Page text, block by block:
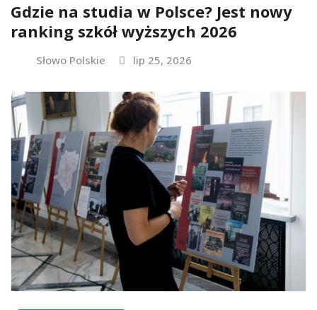
Gdzie na studia w Polsce? Jest nowy
ranking szkół wyższych 2026
Słowo Polskie lip 25, 2026